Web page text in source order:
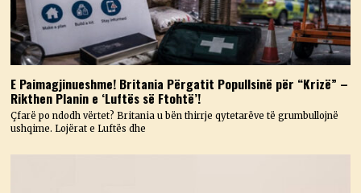
E Paimagjinueshme! Britania Përgatit Popullsinë për “Krizë” –
Rikthen Planin e ‘Luftës së Ftohtë’!
Çfarë po ndodh vërtet? Britania u bën thirrje qytetarëve të grumbullojnë
ushqime. Lojërat e Luftës dhe